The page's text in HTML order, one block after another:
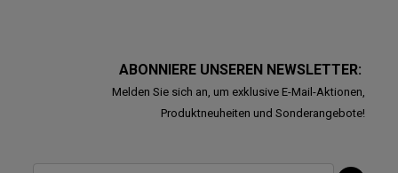
ABONNIERE UNSEREN NEWSLETTER:
Melden Sie sich an, um exklusive E-Mail-Aktionen,
Produktneuheiten und Sonderangebote!